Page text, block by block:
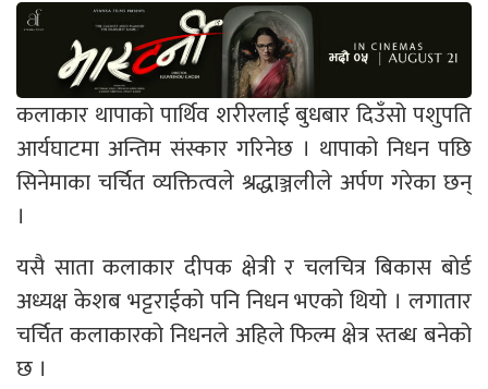
कलाकार थापाको पार्थिव शरीरलाई बुधबार दिउँसो पशुपति
आर्यघाटमा अन्तिम संस्कार गरिनेछ । थापाको निधन पछि
सिनेमाका चर्चित व्यक्तित्वले श्रद्धाञ्जलीले अर्पण गरेका छन्
।
यसै साता कलाकार दीपक क्षेत्री र चलचित्र बिकास बोर्ड
अध्यक्ष केशब भट्टराईको पनि निधन भएको थियो । लगातार
चर्चित कलाकारको निधनले अहिले फिल्म क्षेत्र स्तब्ध बनेको
छ ।